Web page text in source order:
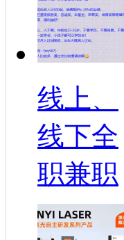
线上、
线下全
职兼职